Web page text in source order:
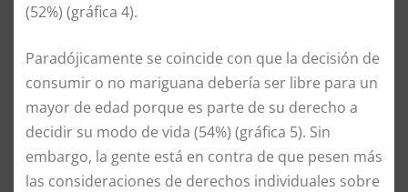
(52%) (gráfica 4).
Paradójicamente se coincide con que la decisión de
consumir o no mariguana debería ser libre para un
mayor de edad porque es parte de su derecho a
decidir su modo de vida (54%) (gráfica 5). Sin
embargo, la gente está en contra de que pesen más
las consideraciones de derechos individuales sobre